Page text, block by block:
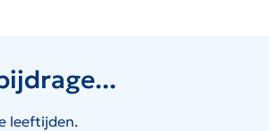
leeftijden.